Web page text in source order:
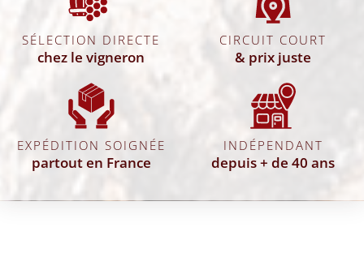
SÉLECTION DIRECTE
chez le vigneron
CIRCUIT COURT
& prix juste
EXPÉDITION SOIGNÉE
partout en France
INDÉPENDANT
depuis + de 40 ans